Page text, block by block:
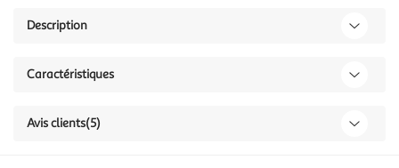
Description
Caractéristiques
Avis clients(5)